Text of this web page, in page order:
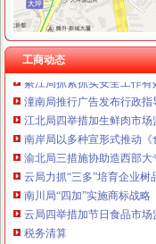
工商动态
渝北局五项举措促行政效能
万州局分水工商所创新农资
巴南局四级监管机制造商标
綦江局抓紧抓实安全工作有
潼南局推行广告发布行政指
江北局四举措加生鲜肉市场
南岸局以多种宣形式推动《
渝北局三措施协助造西部大
云局力抓“三多”培育企业树
南川局“四加”实施商标战略
云局四举措加节日食品市场
税务清算
【专业税务清算】-义乌北苑